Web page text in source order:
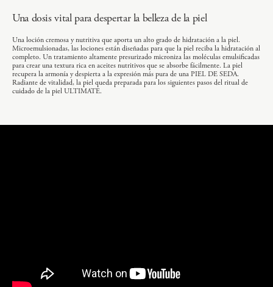
Una dosis vital para despertar la belleza de la piel
Una loción cremosa y nutritiva que aporta un alto grado de hidratación a la piel.
Microemulsionadas, las lociones están diseñadas para que la piel reciba la hidratación al
completo. Un tratamiento altamente presurizado microniza las moléculas emulsificadas
para crear una textura rica en aceites nutritivos que se absorbe fácilmente. La piel
recupera la armonía y despierta a la expresión más pura de una PIEL DE SEDA.
Radiante de vitalidad, la piel queda preparada para los siguientes pasos del ritual de
cuidado de la piel ULTIMATE.